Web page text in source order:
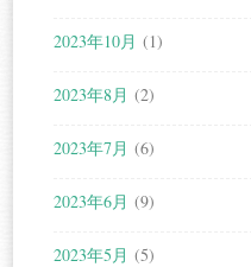
2023年10月 (1)
2023年8月 (2)
2023年7月 (6)
2023年6月 (9)
2023年5月 (5)